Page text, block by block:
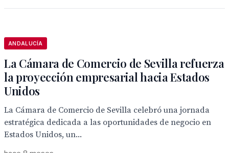
ANDALUCÍA
La Cámara de Comercio de Sevilla refuerza
la proyección empresarial hacia Estados
Unidos
La Cámara de Comercio de Sevilla celebró una jornada
estratégica dedicada a las oportunidades de negocio en
Estados Unidos, un...